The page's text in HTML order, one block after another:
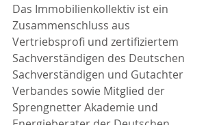
Das Immobilienkollektiv ist ein
Zusammenschluss aus
Vertriebsprofi und zertifiziertem
Sachverständigen des Deutschen
Sachverständigen und Gutachter
Verbandes sowie Mitglied der
Sprengnetter Akademie und